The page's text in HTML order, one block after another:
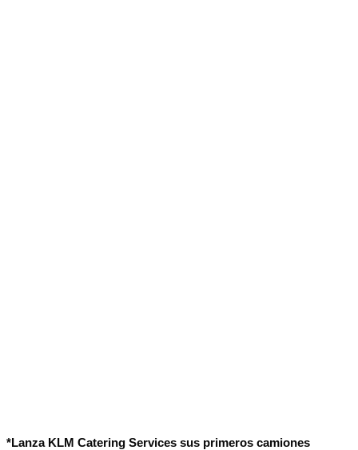
*Lanza KLM Catering Services sus primeros camiones